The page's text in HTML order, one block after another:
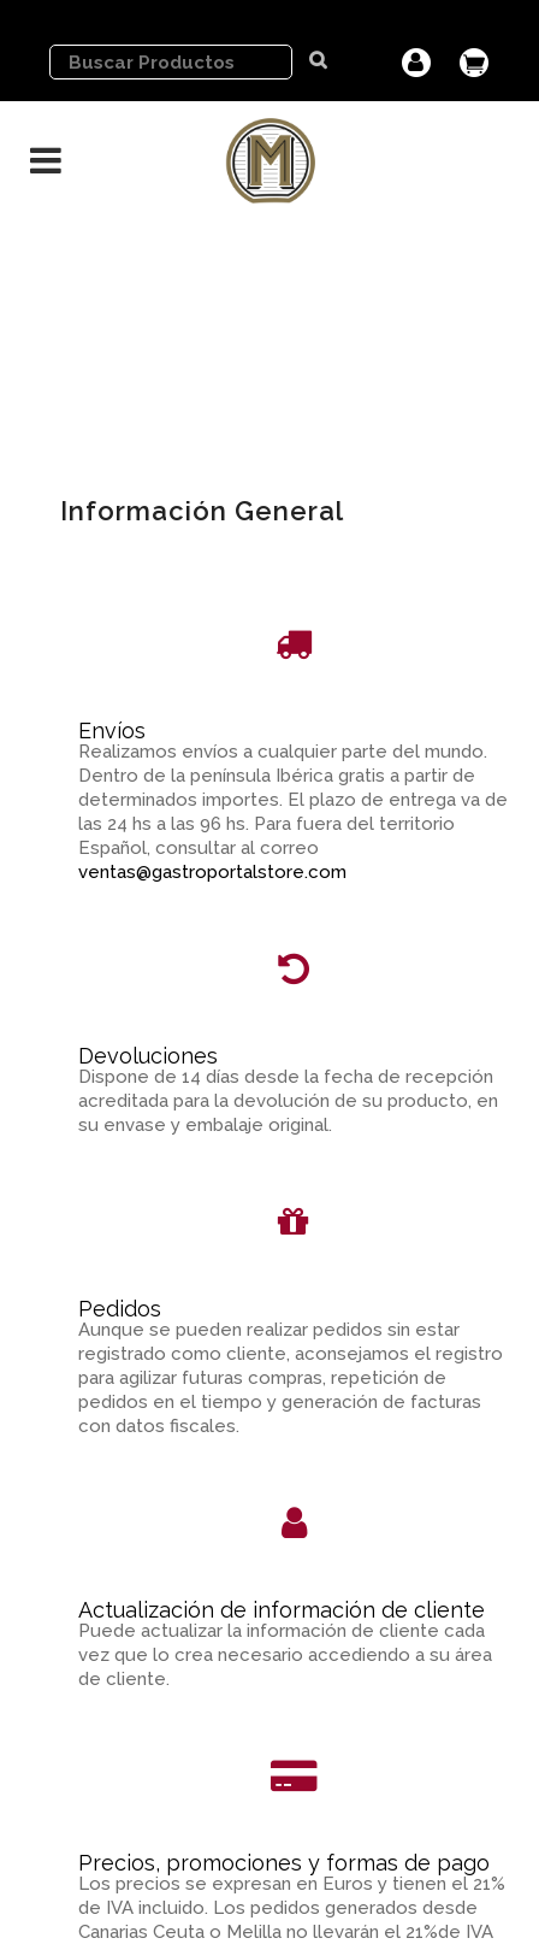
Información General
Envíos
Realizamos envíos a cualquier parte del mundo.
Dentro de la península Ibérica gratis a partir de
determinados importes. El plazo de entrega va de
las 24 hs a las 96 hs. Para fuera del territorio
Español, consultar al correo
ventas@gastroportalstore.com
Devoluciones
Dispone de 14 días desde la fecha de recepción
acreditada para la devolución de su producto, en
su envase y embalaje original.
Pedidos
Aunque se pueden realizar pedidos sin estar
registrado como cliente, aconsejamos el registro
para agilizar futuras compras, repetición de
pedidos en el tiempo y generación de facturas
con datos fiscales.
Actualización de información de cliente
Puede actualizar la información de cliente cada
vez que lo crea necesario accediendo a su área
de cliente.
Precios, promociones y formas de pago
Los precios se expresan en Euros y tienen el 21%
de IVA incluido. Los pedidos generados desde
Canarias Ceuta o Melilla no llevarán el 21%de IVA